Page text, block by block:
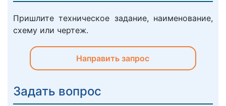
Пришлите техническое задание, наименование,
схему или чертеж.
Направить запрос
Задать вопрос